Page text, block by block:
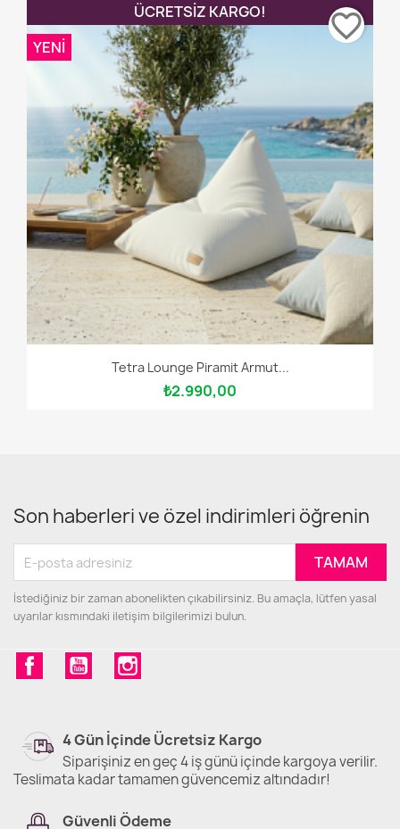
Tetra Lounge Piramit Armut...
₺2.990,00
ÜCRETSIZ KARGO!
YENI
favorite_border
Son haberleri ve özel indirimleri öğrenin
İstediğiniz bir zaman abonelikten çıkabilirsiniz. Bu amaçla, lütfen yasal
uyarılar kısmındaki iletişim bilgilerimizi bulun.
FacebookYouTube
4 Gün İçinde Ücretsiz Kargo
Siparişiniz en geç 4 iş günü içinde kargoya verilir.
Teslimata kadar tamamen güvencemiz altındadır!
Güvenli Ödeme